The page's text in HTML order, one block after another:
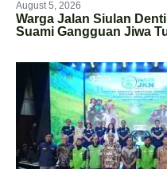
August 5, 2026
Warga Jalan Siulan
Suami Gangguan Jiwa